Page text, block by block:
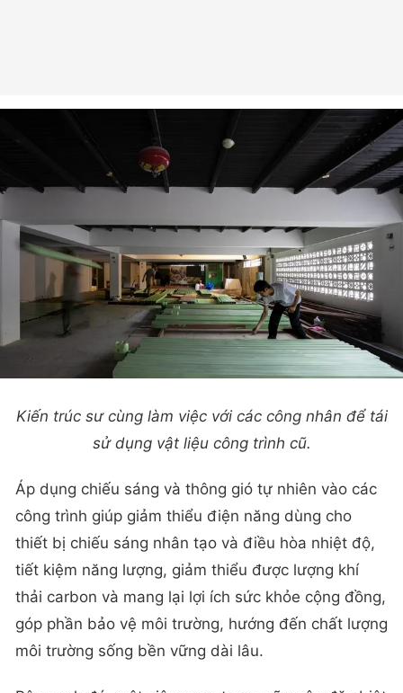
Kiến trúc sư cùng làm việc với các công nhân để tái
sử dụng vật liệu công trình cũ.
Áp dụng chiếu sáng và thông gió tự nhiên vào các
công trình giúp giảm thiểu điện năng dùng cho
thiết bị chiếu sáng nhân tạo và điều hòa nhiệt độ,
tiết kiệm năng lượng, giảm thiểu được lượng khí
thải carbon và mang lại lợi ích sức khỏe cộng đồng,
góp phần bảo vệ môi trường, hướng đến chất lượng
môi trường sống bền vững dài lâu.